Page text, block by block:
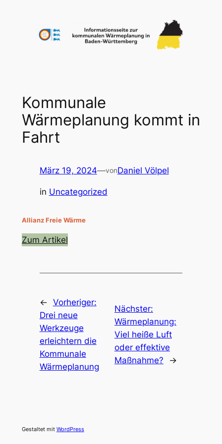
Kommunale
Wärmeplanung kommt in
Fahrt
März 19, 2024—vonDaniel Völpel
in Uncategorized
Allianz Freie Wärme
Zum Artikel
← Vorheriger:
Drei neue
Werkzeuge
erleichtern die
Kommunale
Wärmeplanung
Nächster:
Wärmeplanung:
Viel heiße Luft
oder effektive
Maßnahme?
→
Gestaltet mit WordPress